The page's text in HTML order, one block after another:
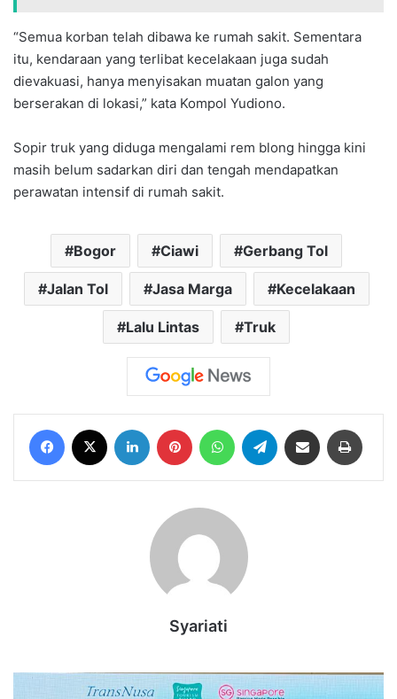
“Semua korban telah dibawa ke rumah sakit. Sementara
itu, kendaraan yang terlibat kecelakaan juga sudah
dievakuasi, hanya menyisakan muatan galon yang
berserakan di lokasi,” kata Kompol Yudiono.
Sopir truk yang diduga mengalami rem blong hingga kini
masih belum sadarkan diri dan tengah mendapatkan
perawatan intensif di rumah sakit.
Bogor Ciawi Gerbang Tol
Jalan Tol Jasa Marga Kecelakaan
Lalu Lintas Truk
Facebook LinkedIn Pinterest WhatsAppTelegram Share via Email
Syariati